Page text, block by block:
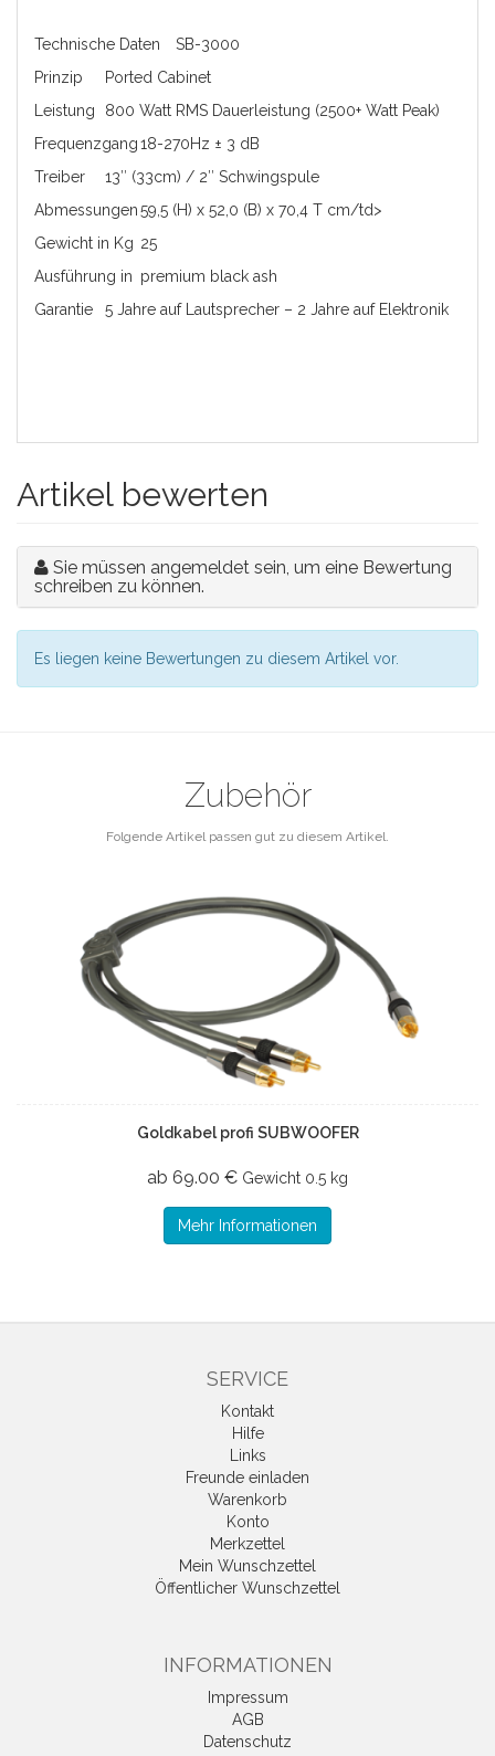
Technische Daten
SB-3000
Prinzip
Ported Cabinet
Leistung
800 Watt RMS Dauerleistung (2500+ Watt Peak)
Frequenzgang18-270Hz ± 3 dB
Treiber
13″ (33cm) / 2″ Schwingspule
Abmessungen59,5 (H) x 52,0 (B) x 70,4 T cm/td>
Gewicht in Kg 25
Ausführung in premium black ash
Garantie
5 Jahre auf Lautsprecher – 2 Jahre auf Elektronik
Artikel bewerten
Sie müssen angemeldet sein, um eine Bewertung
schreiben zu können.
Es liegen keine Bewertungen zu diesem Artikel vor.
Zubehör
Folgende Artikel passen gut zu diesem Artikel.
Goldkabel profi SUBWOOFER
ab 69.00 € Gewicht 0.5 kg
Mehr Informationen
SERVICE
Kontakt
Hilfe
Links
Freunde einladen
Warenkorb
Konto
Merkzettel
Mein Wunschzettel
Öffentlicher Wunschzettel
INFORMATIONEN
Impressum
AGB
Datenschutz